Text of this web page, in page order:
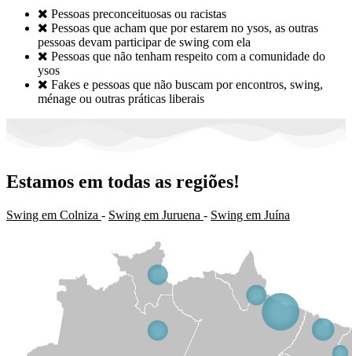
 Pessoas preconceituosas ou racistas
 Pessoas que acham que por estarem no ysos, as outras
pessoas devam participar de swing com ela
 Pessoas que não tenham respeito com a comunidade do
ysos
 Fakes e pessoas que não buscam por encontros, swing,
ménage ou outras práticas liberais
Estamos em todas as regiões!
Swing em Colniza - Swing em Juruena - Swing em Juína